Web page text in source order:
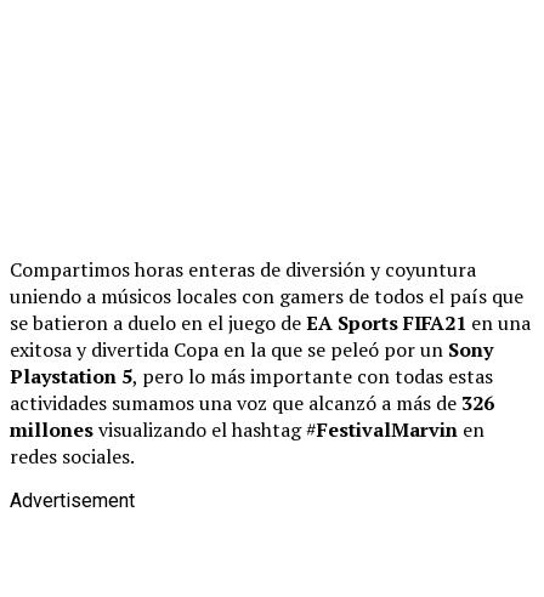
Compartimos horas enteras de diversión y coyuntura
uniendo a músicos locales con gamers de todos el país que
se batieron a duelo en el juego deEA SportsFIFA21 en una
exitosa y divertida Copa en la que se peleó por un Sony
Playstation 5, pero lo más importante con todas estas
actividades sumamos una voz que alcanzó a más de 326
millonesvisualizando el hashtag #FestivalMarvin en
redes sociales.
Advertisement